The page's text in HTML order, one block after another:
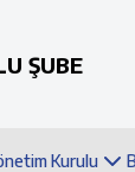
ŞUBE
Kurulu